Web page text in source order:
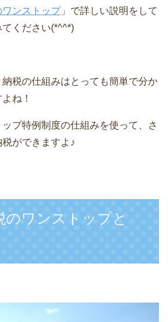
ンストップ」で詳しい説明をして
ください(*^^*)
税の仕組みはとっても簡単で分か
ね！
プ特例制度の仕組みを使って、さ
ができますよ♪
のワンストップと